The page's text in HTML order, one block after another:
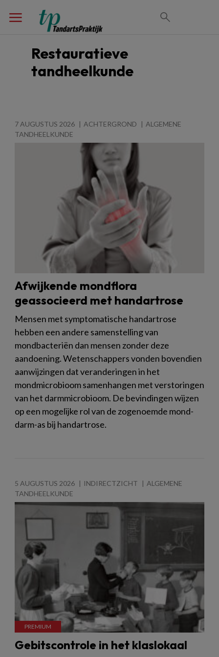
Restauratieve
tandheelkunde
7 AUGUSTUS 2026 ACHTERGROND
ALGEMENE
TANDHEELKUNDE
Afwijkende mondflora
geassocieerd met handartrose
Mensen met symptomatische handartrose
hebben een andere samenstelling van
mondbacteriën dan mensen zonder deze
aandoening. Wetenschappers vonden bovendien
aanwijzingen dat veranderingen in het
mondmicrobioom samenhangen met verstoringen
van het darmmicrobioom. De bevindingen wijzen
op een mogelijke rol van de zogenoemde mond-
darm-as bij handartrose.
5 AUGUSTUS 2026 INDIRECTZICHT
ALGEMENE
TANDHEELKUNDE
Gebitscontrole in het klaslokaal